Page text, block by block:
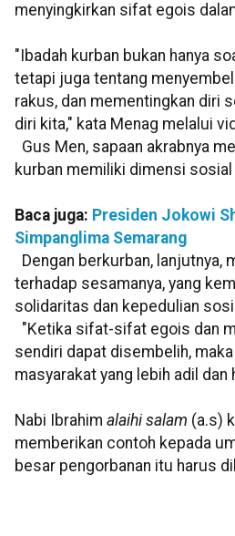
menyingkirkan sifat egois
"Ibadah kurban bukan hanya
tetapi juga tentang
rakus, dan mementingkan diri
diri kita," kata Menag melalui
Gus Men, sapaan akrabnya
kurban memiliki dimensi
Baca juga: Presiden Jokowi
Simpanglima Semarang
Dengan berkurban, lanjutnya,
terhadap sesamanya, yang
solidaritas dan kepedulian
"Ketika sifat-sifat egois dan
sendiri dapat disembelih,
masyarakat yang lebih adil dan
Nabi Ibrahim alaihi salam (a.s)
memberikan contoh kepada
besar pengorbanan itu harus